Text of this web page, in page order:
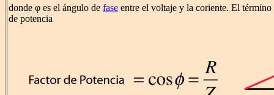
donde φ es el ángulo de fase entre el voltaje y la coriente. El
de potencia